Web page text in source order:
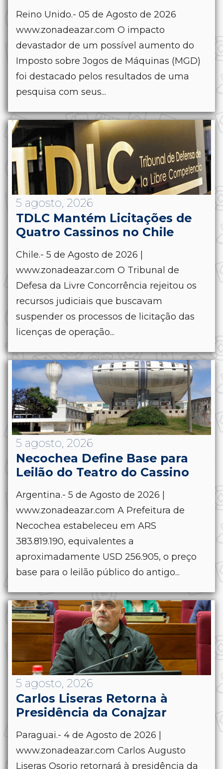
Reino Unido.- 05 de Agosto de 2026
www.zonadeazar.com O impacto
devastador de um possível aumento do
Imposto sobre Jogos de Máquinas (MGD)
foi destacado pelos resultados de uma
pesquisa com seus...
5 agosto, 2026
TDLC Mantém Licitações de
Quatro Cassinos no Chile
Chile.- 5 de Agosto de 2026 |
www.zonadeazar.com O Tribunal de
Defesa da Livre Concorrência rejeitou os
recursos judiciais que buscavam
suspender os processos de licitação das
licenças de operação...
5 agosto, 2026
Necochea Define Base para
Leilão do Teatro do Cassino
Argentina.- 5 de Agosto de 2026 |
www.zonadeazar.com A Prefeitura de
Necochea estabeleceu em ARS
383.819.190, equivalentes a
aproximadamente USD 256.905, o preço
base para o leilão público do antigo...
5 agosto, 2026
Carlos Liseras Retorna à
Presidência da Conajzar
Paraguai.- 4 de Agosto de 2026 |
www.zonadeazar.com Carlos Augusto
Liseras Osorio retornará à presidência da